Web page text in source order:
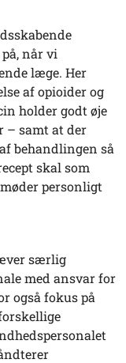
når vi
læge. Her
af opioider og
holder godt øje
– samt at der
behandlingen så
skal som
personligt
særlig
med ansvar for
også fokus på